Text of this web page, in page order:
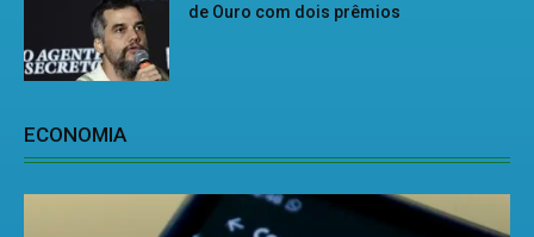
de Ouro com dois prêmios
ECONOMIA